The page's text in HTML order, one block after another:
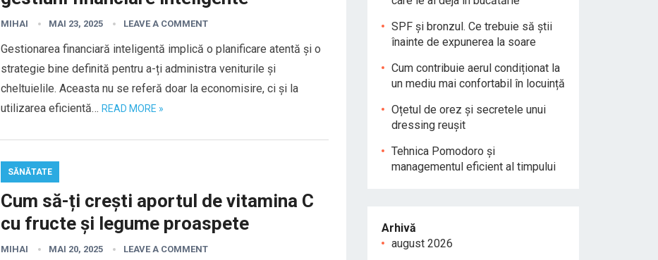
MIHAI MAI 23, 2025 LEAVE A COMMENT
Gestionarea financiară inteligentă implică o planificare atentă și o
strategie bine definită pentru a-ți administra veniturile și
cheltuielile. Aceasta nu se referă doar la economisire, ci și la
utilizarea eficientă… READ MORE »
SĂNĂTATE
Cum să-ți crești aportul de vitamina C
cu fructe și legume proaspete
MIHAI MAI 20, 2025 LEAVE A COMMENT
SPF și bronzul. Ce trebuie să știi
înainte de expunerea la soare
Cum contribuie aerul condiționat la
un mediu mai confortabil în locuință
Oțetul de orez și secretele unui
dressing reușit
Tehnica Pomodoro și
managementul eficient al timpului
Arhivă
august 2026